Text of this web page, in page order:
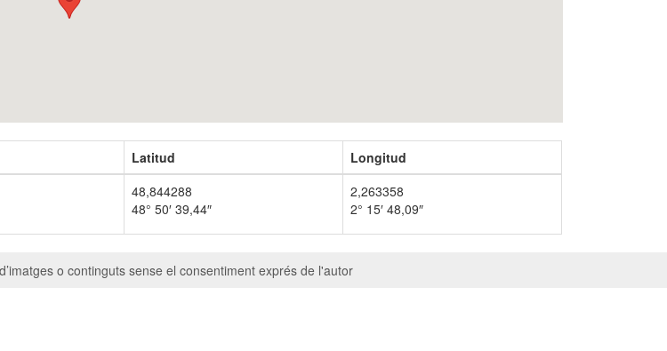
Latitud
Longitud
48,844288
48° 50′ 39,44″
2,263358
2° 15′ 48,09″
o continguts sense el consentiment exprés de l'autor